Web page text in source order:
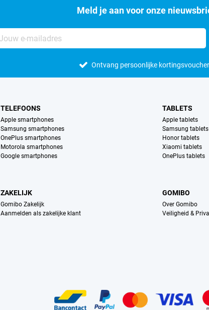
Meld je aan voor onze
Ontvang persoonlijke
TELEFOONS
Apple smartphones
Samsung smartphones
OnePlus smartphones
Motorola smartphones
Google smartphones
TABLETS
Apple tablets
Samsung tablets
Honor tablets
Xiaomi tablets
OnePlus tablets
ZAKELIJK
Gomibo Zakelijk
Aanmelden als zakelijke klant
GOMIBO
Over Gomibo
Veiligheid &